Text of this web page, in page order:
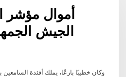
أموال مؤشر
الجيش
وكان خطيبًا بارعًا، يملك أفئدة السامعين